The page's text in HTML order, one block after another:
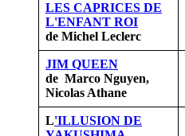
LES CAPRICES DE
L'ENFANT ROI
de Michel Leclerc
JIM QUEEN
de Marco Nguyen,
Nicolas Athane
L'ILLUSION DE